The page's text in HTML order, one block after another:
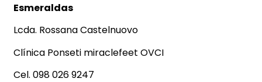
Esmeraldas
Lcda. Rossana Castelnuovo
Clínica Ponseti miraclefeet OVCI
Cel. 098 026 9247